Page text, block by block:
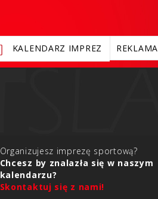
KALENDARZ IMPREZ REKLAMA
Organizujesz imprezę sportową?
Chcesz by znalazła się w naszym
kalendarzu?
Skontaktuj się z nami!